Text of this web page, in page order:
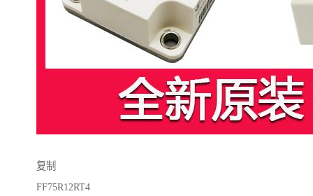
复制
FF75R12RT4